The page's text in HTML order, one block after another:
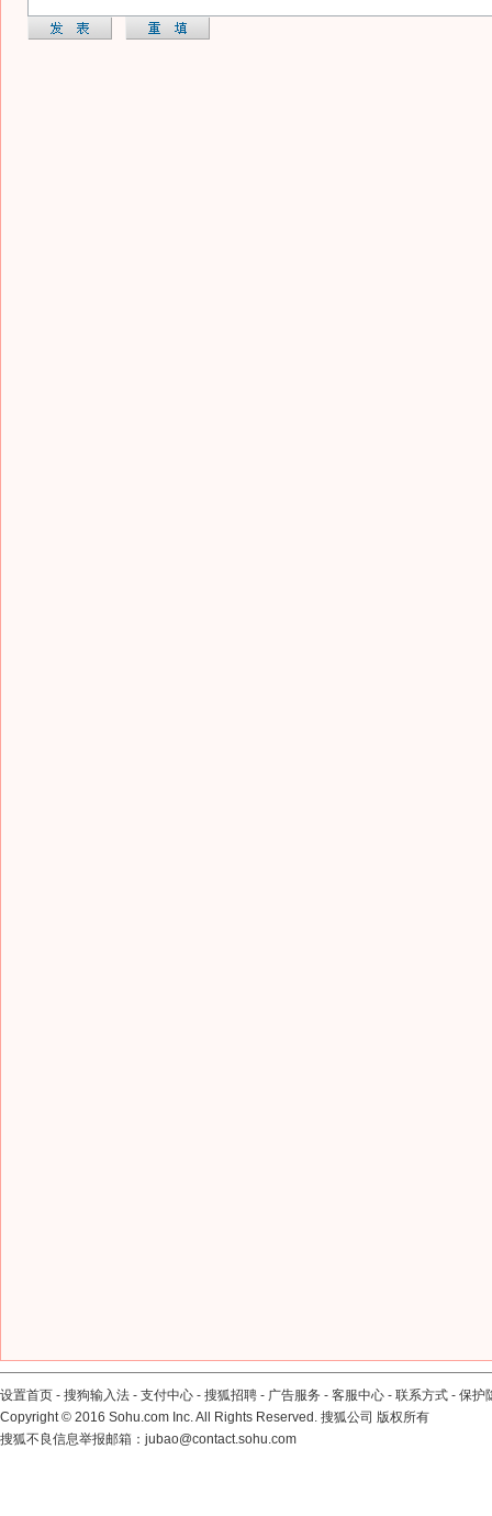
设置首页 - 搜狗输入法 - 支付中心 - 搜狐招聘 - 广告服务 - 客服中心 - 联系方式 - 保护
Copyright© 2016 Sohu.com Inc. All Rights Reserved. 搜狐公司 版权所有
搜狐不良信息举报邮箱： jubao@contact.sohu.com